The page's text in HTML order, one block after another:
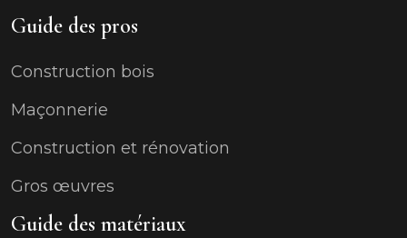
Guide des pros
Construction bois
Maçonnerie
Construction et rénovation
Gros œuvres
Guide des matériaux